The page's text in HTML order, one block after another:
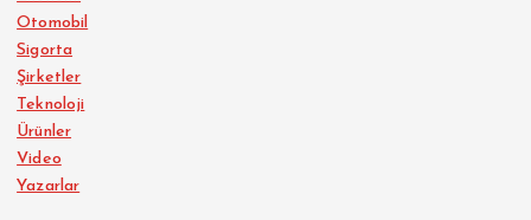
Otomobil
Sigorta
Şirketler
Teknoloji
Ürünler
Video
Yazarlar